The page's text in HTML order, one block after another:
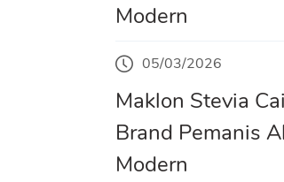
Modern
05/03/2026
Maklon Stevia
Brand Pemanis
Modern